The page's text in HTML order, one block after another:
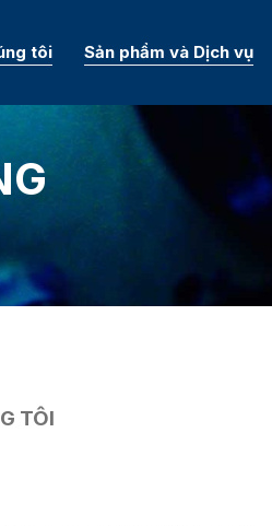
tôi Sản phẩm và Dịch vụ
TÔI